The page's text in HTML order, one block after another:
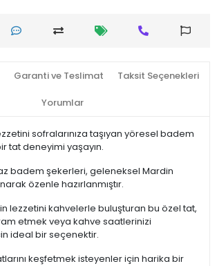
Garanti ve Teslimat Taksit Seçenekleri
Yorumlar
sofralarınıza taşıyan yöresel badem
tat deneyimi yaşayın.
badem şekerleri, geleneksel Mardin
özenle hazırlanmıştır.
lezzetini kahvelerle buluşturan bu özel tat,
etmek veya kahve saatlerinizi
ideal bir seçenektir.
keşfetmek isteyenler için harika bir